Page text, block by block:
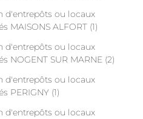
d'entrepôts ou locaux
MAISONS ALFORT (1)
d'entrepôts ou locaux
NOGENT SUR MARNE (2)
d'entrepôts ou locaux
PERIGNY (1)
d'entrepôts ou locaux